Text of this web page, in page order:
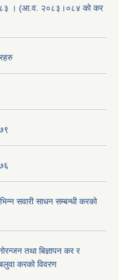
। (आ.व. २०८३।०८४ को कर
सवारी साधन सम्बन्धी करको
तथा बिज्ञापन कर र
करको विवरण